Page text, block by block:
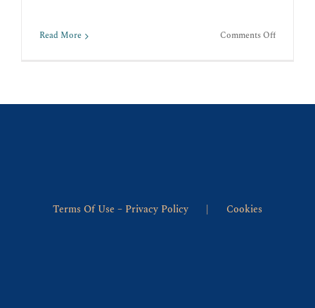
Read More Comments Offon
Terms Of Use – Privacy Policy Cookies